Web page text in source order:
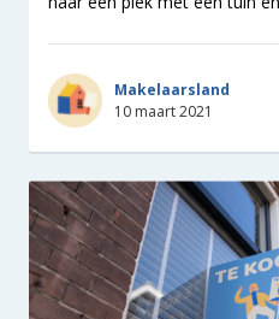
Makelaarsland
10 maart 2021